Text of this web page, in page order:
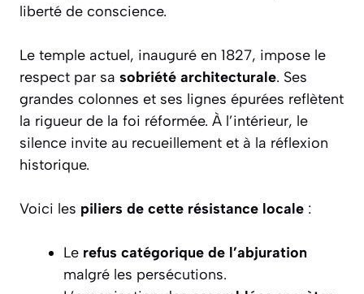
liberté de conscience.
Le temple actuel, inauguré en 1827, impose le
respect par sa sobriété architecturale. Ses
grandes colonnes et ses lignes épurées reflètent
la rigueur de la foi réformée. À l’intérieur, le
silence invite au recueillement et à la réflexion
historique.
Voici les piliers de cette résistance locale :
Le refus catégorique de l’abjuration
malgré les persécutions.